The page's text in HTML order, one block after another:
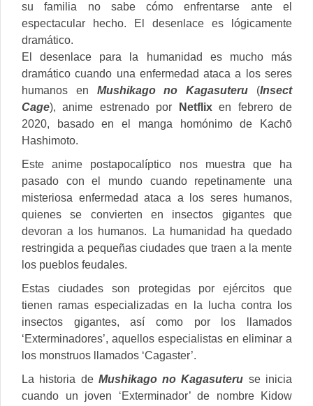
su familia no sabe cómo enfrentarse ante el
espectacular hecho. El desenlace es lógicamente
dramático.
El desenlace para la humanidad es mucho más
dramático cuando una enfermedad ataca a los seres
humanos en Mushikago no Kagasuteru (Insect
Cage), anime estrenado por Netflixen febrero de
2020, basado en el manga homónimo de Kachō
Hashimoto.
Este anime postapocalíptico nos muestra que ha
pasado con el mundo cuando repetinamente una
misteriosa enfermedad ataca a los seres humanos,
quienes se convierten en insectos gigantes que
devoran a los humanos. La humanidad ha quedado
restringida a pequeñas ciudades que traen a la mente
los pueblos feudales.
Estas ciudades son protegidas por ejércitos que
tienen ramas especializadas en la lucha contra los
insectos gigantes, así como por los llamados
‘Exterminadores’, aquellos especialistas en eliminar a
los monstruos llamados ‘Cagaster’.
La historia de Mushikago no Kagasuteru se inicia
cuando un joven ‘Exterminador’ de nombre Kidow